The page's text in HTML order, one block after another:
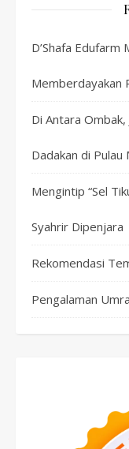
D’Shafa Edufarm
Memberdayakan
Di Antara Ombak,
Dadakan di Pulau
Mengintip “Sel
Syahrir Dipenjara
Rekomendasi
Pengalaman